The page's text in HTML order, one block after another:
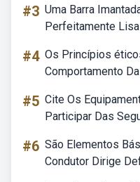
#3 Uma Barra
Perfeitamente
#4 Os Princípios
Comportamento
#5 Cite Os
Participar Das
#6 São Elementos
Condutor Dirige